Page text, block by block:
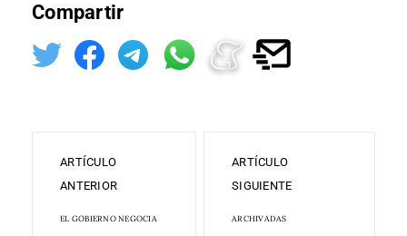
Compartir
ARTÍCULO
ANTERIOR
EL GOBIERNO NEGOCIA
ARTÍCULO
SIGUIENTE
ARCHIVADAS